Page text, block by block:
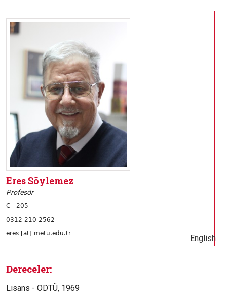
Eres Söylemez
Profesör
C - 205
0312 210 2562
eres [at] metu.edu.tr
English
Dereceler:
Lisans - ODTÜ, 1969